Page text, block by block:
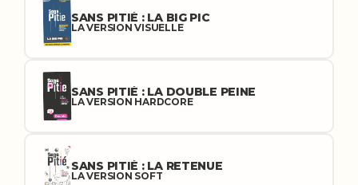
SANS PITIÉ : LA BIG PIC
LA VERSION VISUELLE
SANS PITIÉ : LA DOUBLE PEINE
LA VERSION HARDCORE
SANS PITIÉ : LA RETENUE
LA VERSION SOFT